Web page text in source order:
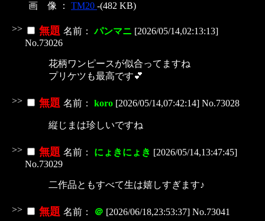
画 像 ： TM20 -(482 KB)
>> 無題 名前： パンマニ [2026/05/14,02:13:13]
No.73026
花柄ワンピースが似合ってますね
プリケツも最高です‪💕︎︎
>> 無題 名前： koro [2026/05/14,07:42:14] No.73028
縦じまは珍しいですね
>> 無題 名前： にょきにょき [2026/05/14,13:47:45]
No.73029
二作品ともすべて生は嬉しすぎます♪
>> 無題 名前： ＠ [2026/06/18,23:53:37] No.73041